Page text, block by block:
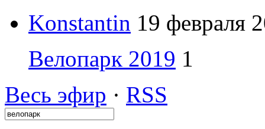
Konstantin 19 февраля
Велопарк 2019 1
Весь эфир · RSS